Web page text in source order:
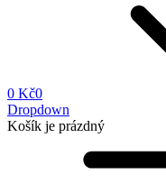
0 Kč0
Dropdown
Košík je prázdný